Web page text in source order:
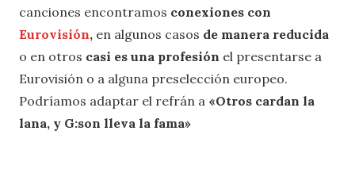
canciones encontramos conexiones con
Eurovisión, en algunos casos de manera reducida
o en otros casi es una profesión el presentarse a
Eurovisión o a alguna preselección europeo.
Podríamos adaptar el refrán a «Otros cardan la
lana, y G:son lleva la fama»